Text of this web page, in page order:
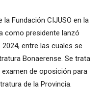
Fundación CIJUSO en la
como presidente lanzó
entre las cuales se
Bonaerense. Se trata
de oposición para
de la Provincia.